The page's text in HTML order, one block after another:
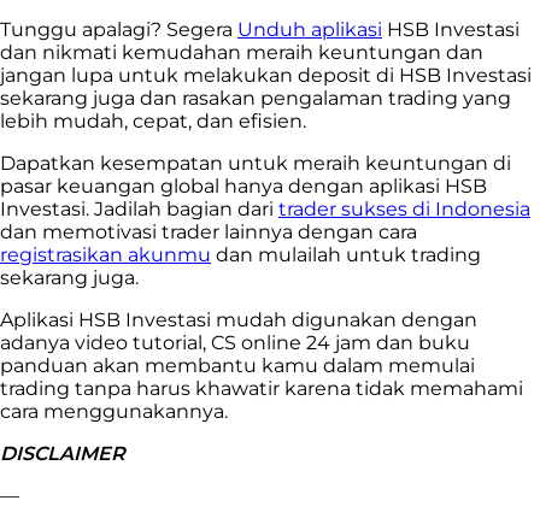
Tunggu apalagi? Segera Unduh aplikasi HSB Investasi
dan nikmati kemudahan meraih keuntungan dan
jangan lupa untuk melakukan deposit di HSB Investasi
sekarang juga dan rasakan pengalaman trading yang
lebih mudah, cepat, dan efisien.
Dapatkan kesempatan untuk meraih keuntungan di
pasar keuangan global hanya dengan aplikasi HSB
Investasi. Jadilah bagian dari trader sukses di Indonesia
dan memotivasi trader lainnya dengan cara
registrasikan akunmu dan mulailah untuk trading
sekarang juga.
Aplikasi HSB Investasi mudah digunakan dengan
adanya video tutorial, CS online 24 jam dan buku
panduan akan membantu kamu dalam memulai
trading tanpa harus khawatir karena tidak memahami
cara menggunakannya.
DISCLAIMER
—